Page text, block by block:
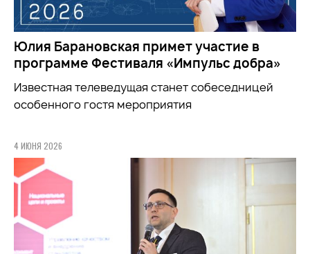
Юлия Барановская примет участие в
программе Фестиваля «Импульс добра»
Известная телеведущая станет собеседницей
особенного гостя мероприятия
4 ИЮНЯ 2026